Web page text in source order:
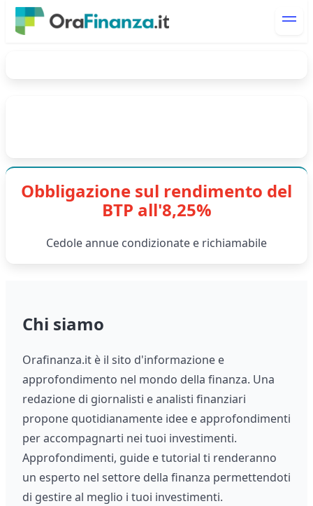
Obbligazione sul rendimento del
BTP all'8,25%
Cedole annue condizionate e richiamabile
Chi siamo
Orafinanza.it è il sito d'informazione e
approfondimento nel mondo della finanza. Una
redazione di giornalisti e analisti finanziari
propone quotidianamente idee e approfondimenti
per accompagnarti nei tuoi investimenti.
Approfondimenti, guide e tutorial ti renderanno
un esperto nel settore della finanza permettendoti
di gestire al meglio i tuoi investimenti.